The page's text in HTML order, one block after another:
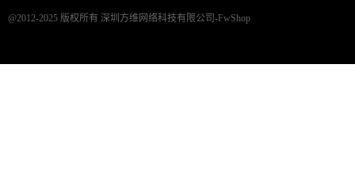
@2012-2025 版权所有 深圳方维网络科技有限公司-FwShop